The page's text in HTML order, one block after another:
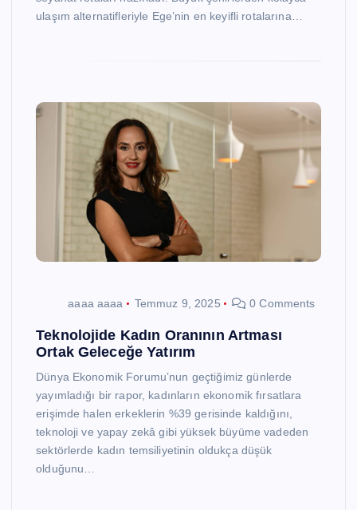
ulaşım alternatifleriyle Ege’nin en keyifli rotalarına…
aaaa aaaa Temmuz 9, 2025 0 Comments
Teknolojide Kadın Oranının Artması
Ortak Geleceğe Yatırım
Dünya Ekonomik Forumu’nun geçtiğimiz günlerde
yayımladığı bir rapor, kadınların ekonomik fırsatlara
erişimde halen erkeklerin %39 gerisinde kaldığını,
teknoloji ve yapay zekâ gibi yüksek büyüme vadeden
sektörlerde kadın temsiliyetinin oldukça düşük
olduğunu…